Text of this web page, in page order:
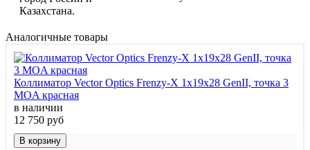
Казахстана.
Аналогичные товары
Коллиматор Vector Optics Frenzy-X 1x19x28 GenII, точка 3
МOA красная
в наличии
12 750 руб
В корзину